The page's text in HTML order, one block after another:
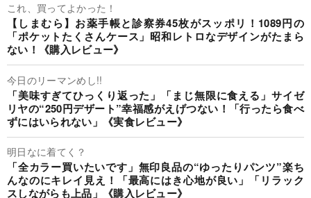
これ、買ってよかった！
【しまむら】お薬手帳と診察券45枚がスッポリ！1089円の
「ポケットたくさんケース」昭和レトロなデザインがたまら
ない！《購入レビュー》
今日のリーマンめし!!
「美味すぎてひっくり返った」「まじ無限に食える」サイゼ
リヤの“250円デザート”幸福感がえげつない！「行ったら食べ
ずにはいられない」《実食レビュー》
明日なに着てく？
「全カラー買いたいです」無印良品の“ゆったりパンツ”楽ち
んなのにキレイ見え！「最高にはき心地が良い」「リラック
スしながらも上品」《購入レビュー》